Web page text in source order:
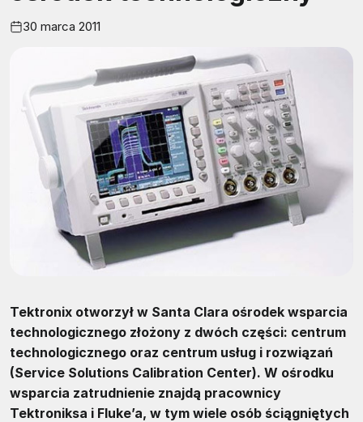
30 marca 2011
Tektronix otworzył w Santa Clara ośrodek wsparcia
technologicznego złożony z dwóch części: centrum
technologicznego oraz centrum usług i rozwiązań
(Service Solutions Calibration Center). W ośrodku
wsparcia zatrudnienie znajdą pracownicy
Tektroniksa i Fluke’a, w tym wiele osób ściągniętych